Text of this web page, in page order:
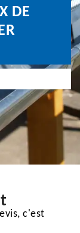
DE
c'est